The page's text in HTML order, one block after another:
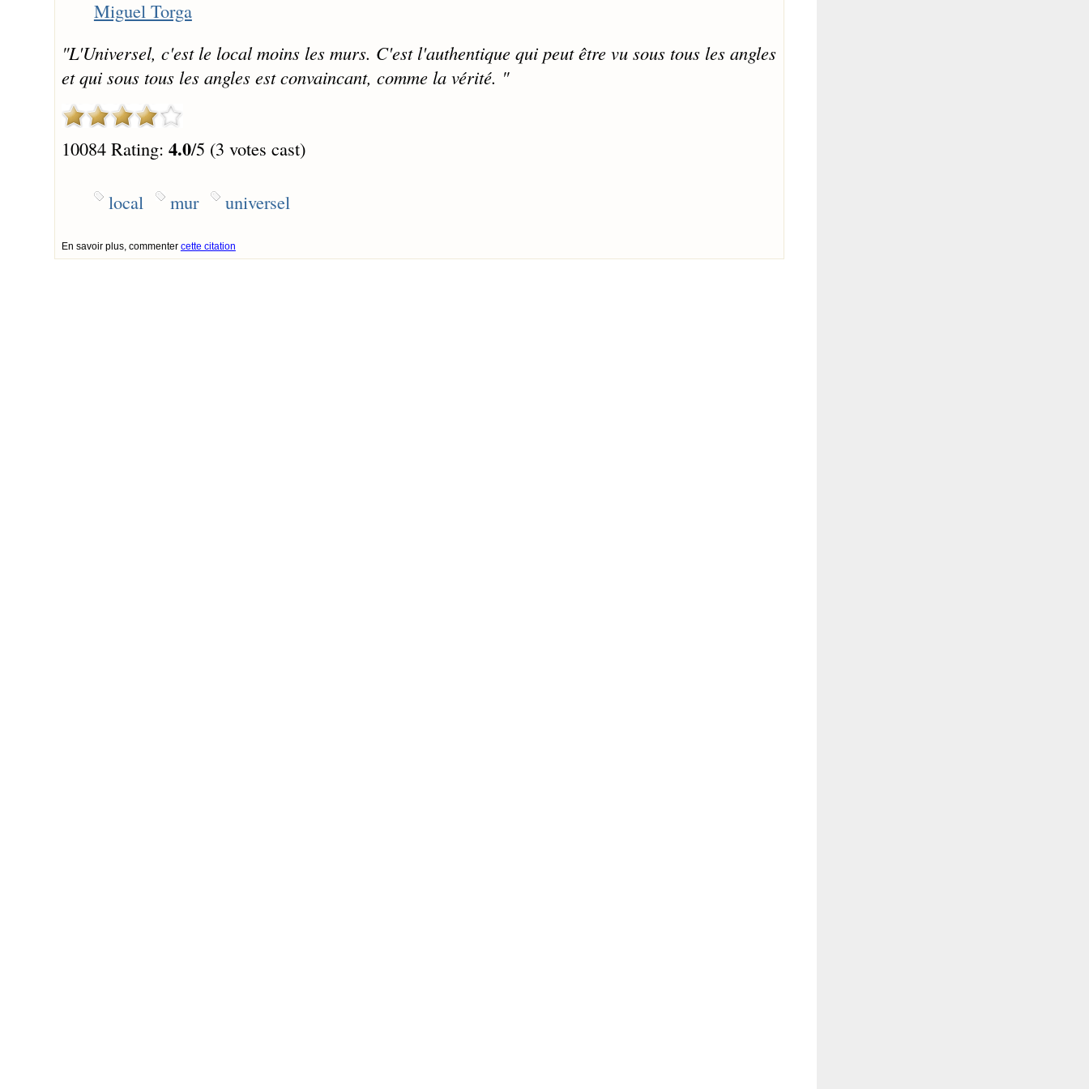
Miguel Torga
"L'Universel, c'est le local moins les murs. C'est l'authentique qui peut être vu sous tous les angles
et qui sous tous les angles est convaincant, comme la vérité. "
10084 Rating: 4.0/5 (3 votes cast)
local mur universel
En savoir plus, commenter cette citation